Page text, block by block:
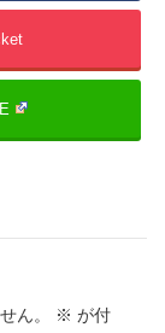
ん。 ※ が付